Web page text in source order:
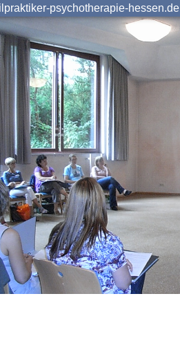
psychotherapie-hessen.de